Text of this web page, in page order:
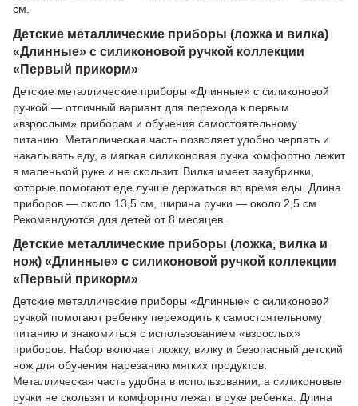
см.
Детские металлические приборы (ложка и вилка)
«Длинные» с силиконовой ручкой коллекции
«Первый прикорм»
Детские металлические приборы «Длинные» с силиконовой
ручкой — отличный вариант для перехода к первым
«взрослым» приборам и обучения самостоятельному
питанию. Металлическая часть позволяет удобно черпать и
накалывать еду, а мягкая силиконовая ручка комфортно лежит
в маленькой руке и не скользит. Вилка имеет зазубринки,
которые помогают еде лучше держаться во время еды. Длина
приборов — около 13,5 см, ширина ручки — около 2,5 см.
Рекомендуются для детей от 8 месяцев.
Детские металлические приборы (ложка, вилка и
нож) «Длинные» с силиконовой ручкой коллекции
«Первый прикорм»
Детские металлические приборы «Длинные» с силиконовой
ручкой помогают ребенку переходить к самостоятельному
питанию и знакомиться с использованием «взрослых»
приборов. Набор включает ложку, вилку и безопасный детский
нож для обучения нарезанию мягких продуктов.
Металлическая часть удобна в использовании, а силиконовые
ручки не скользят и комфортно лежат в руке ребенка. Длина